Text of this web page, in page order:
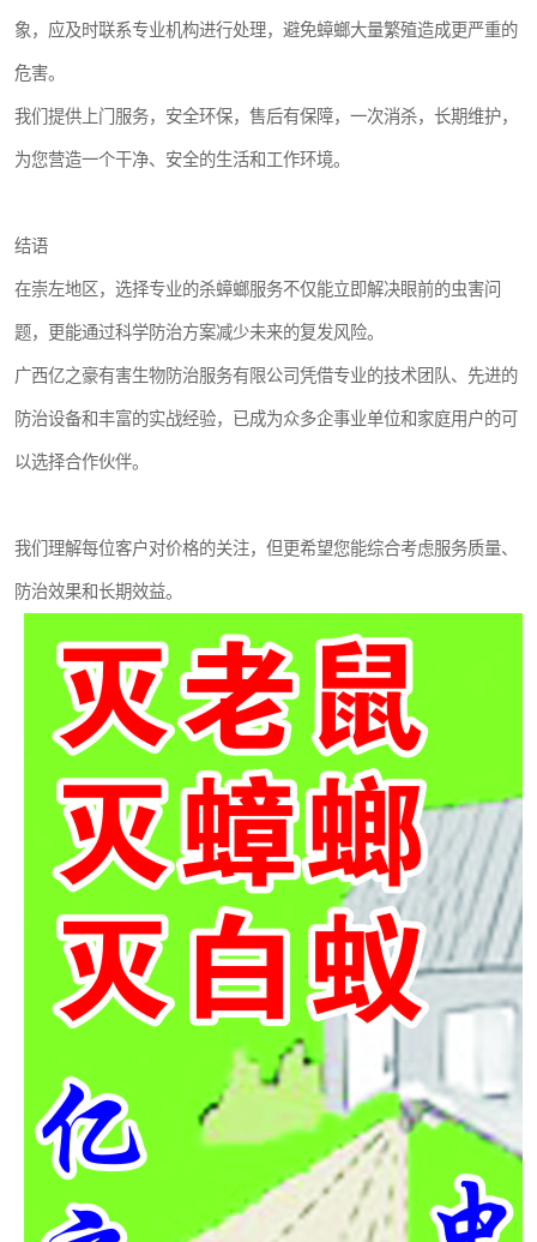
象，应及时联系专业机构进行处理，避免蟑螂大量繁殖造成更严重的
危害。
我们提供上门服务，安全环保，售后有保障，一次消杀，长期维护，
为您营造一个干净、安全的生活和工作环境。
结语
在崇左地区，选择专业的杀蟑螂服务不仅能立即解决眼前的虫害问
题，更能通过科学防治方案减少未来的复发风险。
广西亿之豪有害生物防治服务有限公司凭借专业的技术团队、先进的
防治设备和丰富的实战经验，已成为众多企事业单位和家庭用户的可
以选择合作伙伴。
我们理解每位客户对价格的关注，但更希望您能综合考虑服务质量、
防治效果和长期效益。